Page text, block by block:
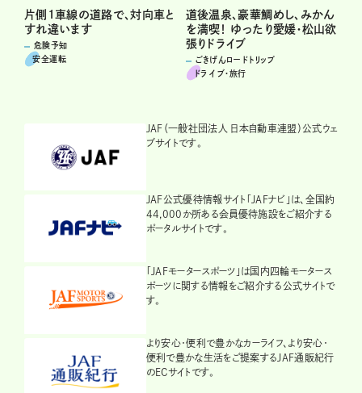
片側1車線の道路で、対向車と
すれ違います
危険予知
安全運転
道後温泉、豪華鯛めし、みかん
を満喫！ ゆったり愛媛・松山欲
張りドライブ
ごきげんロードトリップ
ドライブ･旅行
JAF（一般社団法人 日本自動車連盟）公式ウェ
ブサイトです。
JAF公式優待情報サイト「JAFナビ」は、全国約
44,000か所ある会員優待施設をご紹介する
ポータルサイトです。
「JAFモータースポーツ」は国内四輪モータース
ポーツに関する情報をご紹介する公式サイトで
す。
より安心・便利で豊かなカーライフ、より安心・
便利で豊かな生活をご提案するJAF通販紀行
のECサイトです。